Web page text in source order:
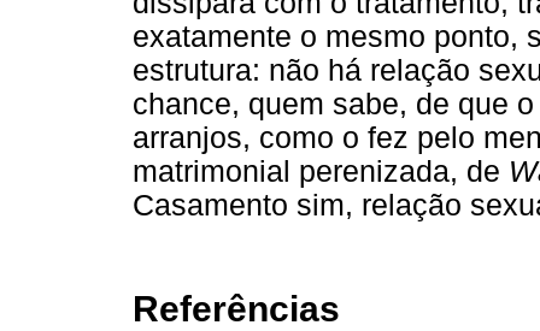
exatamente o mesmo ponto,
estrutura: não há relação
chance, quem sabe, de que
arranjos, como o fez pelo
matrimonial perenizada, de
Casamento sim, relação
Referências